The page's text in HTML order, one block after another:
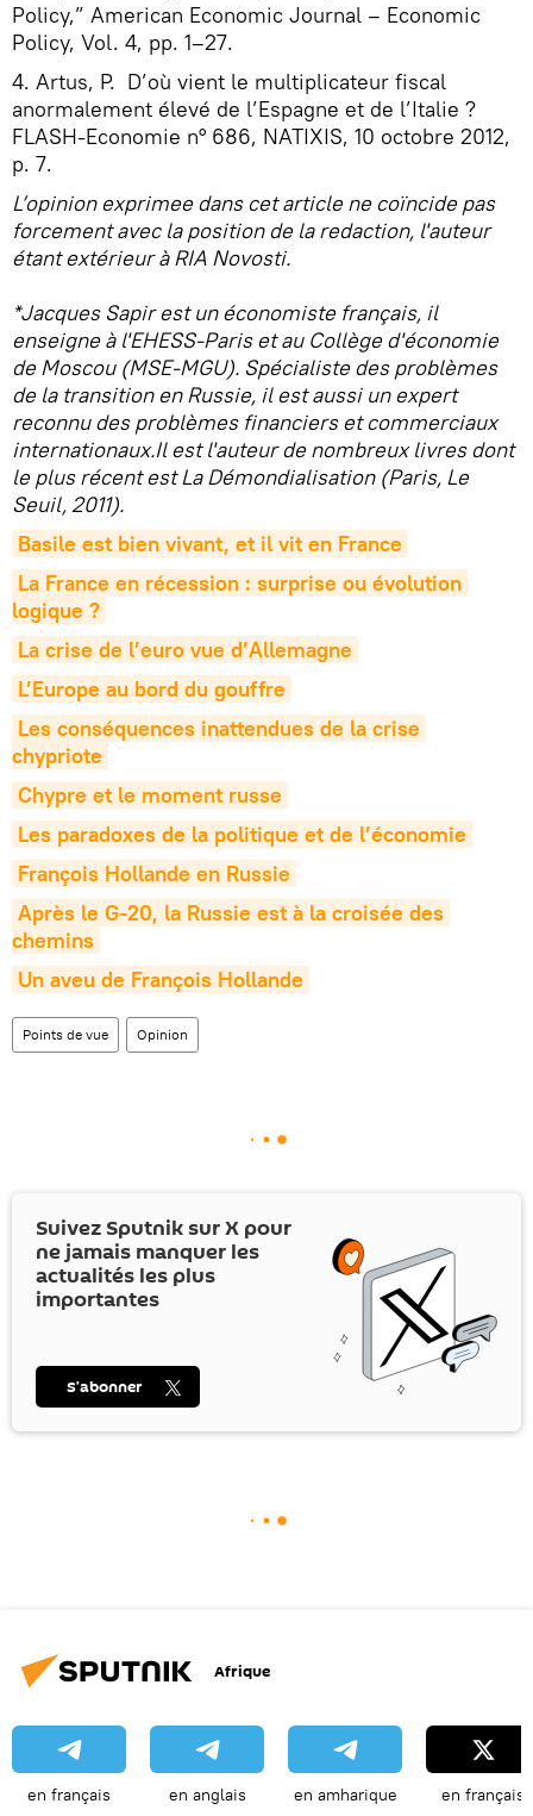
Policy,” American Economic Journal – Economic
Policy, Vol. 4, pp. 1–27.
4. Artus, P. D’où vient le multiplicateur fiscal
anormalement élevé de l’Espagne et de l’Italie ?
FLASH-Economie n° 686, NATIXIS, 10 octobre 2012,
p. 7.
L’opinion exprimee dans cet article ne coïncide pas
forcement avec la position de la redaction, l'auteur
étant extérieur à RIA Novosti.
*Jacques Sapir est un économiste français, il
enseigne à l'EHESS-Paris et au Collège d'économie
de Moscou (MSE-MGU). Spécialiste des problèmes
de la transition en Russie, il est aussi un expert
reconnu des problèmes financiers et commerciaux
internationaux.Il est l'auteur de nombreux livres dont
le plus récent est La Démondialisation (Paris, Le
Seuil, 2011).
Basile est bien vivant, et il vit en France
La France en récession : surprise ou évolution
logique ?
La crise de l’euro vue d’Allemagne
L’Europe au bord du gouffre
Les conséquences inattendues de la crise
chypriote
Chypre et le moment russe
Les paradoxes de la politique et de l’économie
François Hollande en Russie
Après le G-20, la Russie est à la croisée des
chemins
Un aveu de François Hollande
Points de vue Opinion
Suivez Sputnik surX pour
ne jamais manquer les
actualités les plus
importantes
S’abonner
Afrique
en français en anglais en amharique en français